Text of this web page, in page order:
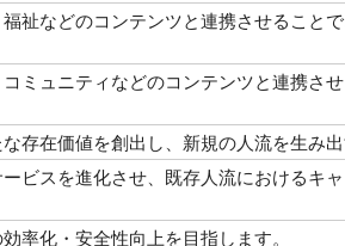
祉などのコンテンツと連携させること
ミュニティなどのコンテンツと連携さ
存在価値を創出し、新規の人流を生み出
ビスを進化させ、既存人流におけるキ
率化・安全性向上を目指します。